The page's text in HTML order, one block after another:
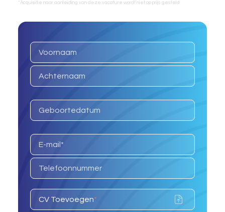
*Acquisitie naar aanleiding van deze vacature wordt niet op prijs gesteld
CV Toevoegen*